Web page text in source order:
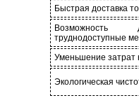
Быстрая доставка
Возможность
труднодоступные
Уменьшение затрат
Экологическая